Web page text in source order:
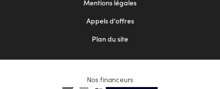
Mentions légales
Appels d'offres
Plan du site
Nos financeurs